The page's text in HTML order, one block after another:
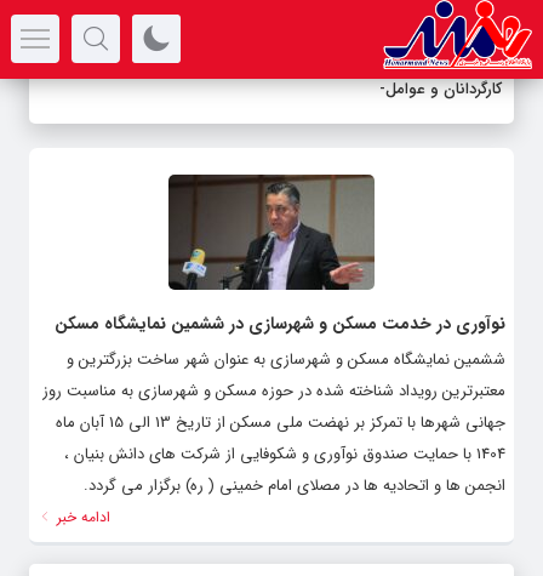
کارگردانان و عوامل م-
نوآوری در خدمت مسکن و شهرسازی در ششمین نمایشگاه مسکن
ششمین نمایشگاه مسکن و شهرسازی به عنوان شهر ساخت بزرگترین و
معتبرترین رویداد شناخته شده در حوزه مسکن و شهرسازی به مناسبت روز
جهانی شهرها با تمرکز بر نهضت ملی مسکن از تاریخ 13 الی 15 آبان ماه
1404 با حمایت صندوق نوآوری و شکوفایی از شرکت های دانش بنیان ،
انجمن ها و اتحادیه ها در مصلای امام خمینی ( ره) برگزار می گردد.
ادامه خبر